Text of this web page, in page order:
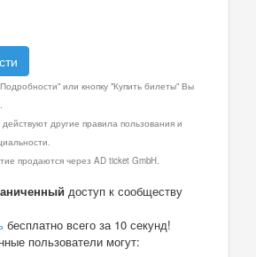
или кнопку "Купить билеты" Вы
другие правила пользования и
продаются через AD ticket GmbH.
доступ к сообществу
бесплатно всего за 10 секунд!
пользователи могут: